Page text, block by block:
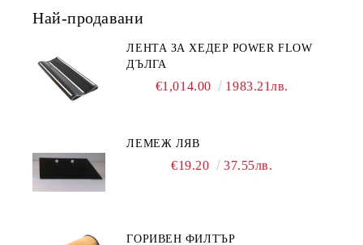
Най-продавани
ЛЕНТА ЗА ХЕДЕР POWER FLOW
ДЪЛГА
€1,014.00 1983.21лв.
ЛЕМЕЖ ЛЯВ
€19.20 37.55лв.
ГОРИВЕН ФИЛТЪР